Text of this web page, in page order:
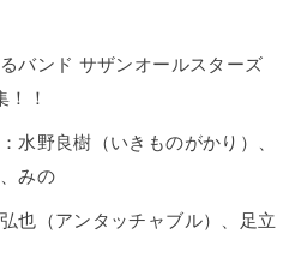
バンド サザンオールスターズ
！
水野良樹（いきものがかり）、
みの
也（アンタッチャブル）、足立